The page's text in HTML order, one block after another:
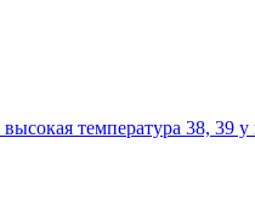
температура 38, 39 у